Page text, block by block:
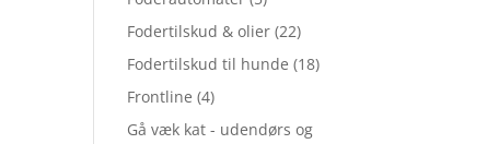
Fodertilskud & olier (22)
Fodertilskud til hunde (18)
Frontline (4)
Gå væk kat - udendørs og